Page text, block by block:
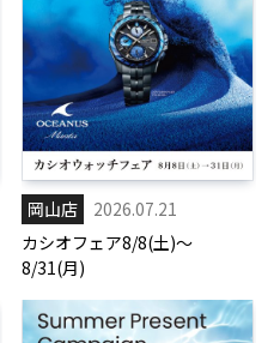
岡山店
2026.07.21
カシオフェア8/8(土)～
8/31(月)